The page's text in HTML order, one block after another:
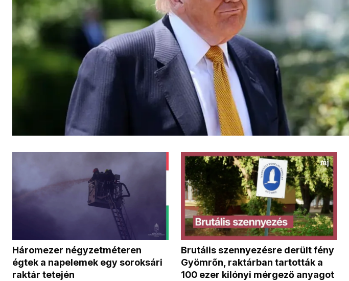
Háromezer négyzetméteren
égtek a napelemek egy soroksári
raktár tetején
Brutális szennyezésre derült fény
Gyömrőn, raktárban tartották a
100 ezer kilónyi mérgező anyagot